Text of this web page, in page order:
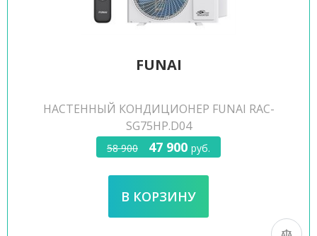
FUNAI
НАСТЕННЫЙ КОНДИЦИОНЕР FUNAI RAC-
SG75HP.D04
58 900 47 900 руб.